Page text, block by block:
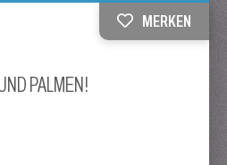
MERKEN
PALMEN!